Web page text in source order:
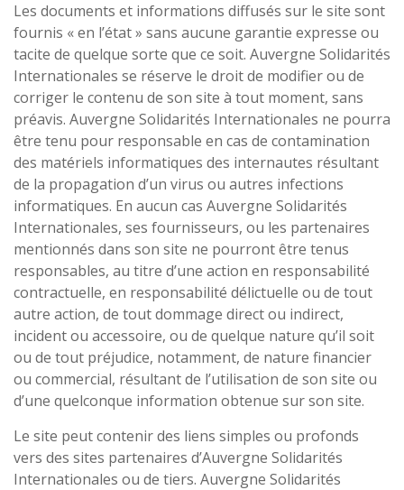
Les documents et informations diffusés sur le site sont
fournis « en l’état » sans aucune garantie expresse ou
tacite de quelque sorte que ce soit. Auvergne Solidarités
Internationales se réserve le droit de modifier ou de
corriger le contenu de son site à tout moment, sans
préavis. Auvergne Solidarités Internationales ne pourra
être tenu pour responsable en cas de contamination
des matériels informatiques des internautes résultant
de la propagation d’un virus ou autres infections
informatiques. En aucun cas Auvergne Solidarités
Internationales, ses fournisseurs, ou les partenaires
mentionnés dans son site ne pourront être tenus
responsables, au titre d’une action en responsabilité
contractuelle, en responsabilité délictuelle ou de tout
autre action, de tout dommage direct ou indirect,
incident ou accessoire, ou de quelque nature qu’il soit
ou de tout préjudice, notamment, de nature financier
ou commercial, résultant de l’utilisation de son site ou
d’une quelconque information obtenue sur son site.
Le site peut contenir des liens simples ou profonds
vers des sites partenaires d’Auvergne Solidarités
Internationales ou de tiers. Auvergne Solidarités